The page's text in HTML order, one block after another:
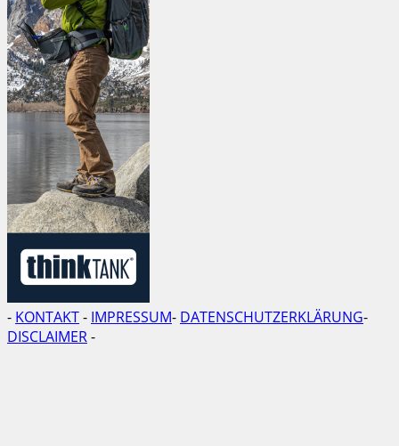
- KONTAKT- IMPRESSUM- DATENSCHUTZERKLÄRUNG-
DISCLAIMER-